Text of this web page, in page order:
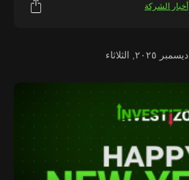
أخبار الشركة